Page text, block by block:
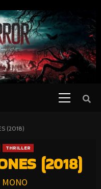
(2018)
THRILLER
(2018)
MONO